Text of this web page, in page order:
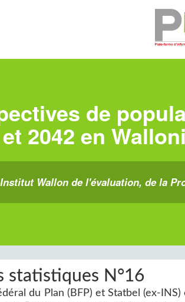
de
2042 en
Wallon de l'évaluation, de la
statistiques N°16
du Plan (BFP) et Statbel (ex-